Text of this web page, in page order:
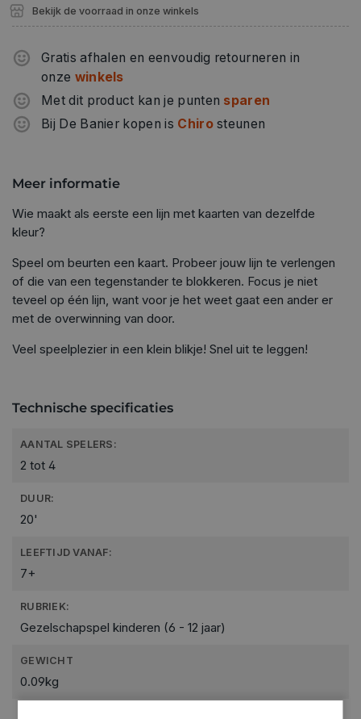
Bekijk de voorraad in onze winkels
Gratis afhalen en eenvoudig retourneren in
onze winkels
Met dit product kan je punten sparen
Bij De Banier kopen is Chirosteunen
Meer informatie
Wie maakt als eerste een lijn met kaarten van dezelfde
kleur?
Speel om beurten een kaart. Probeer jouw lijn te verlengen
of die van een tegenstander te blokkeren. Focus je niet
teveel op één lijn, want voor je het weet gaat een ander er
met de overwinning van door.
Veel speelplezier in een klein blikje! Snel uit te leggen!
Technische specificaties
AANTAL SPELERS:
2 tot 4
DUUR:
20'
LEEFTIJD VANAF:
7+
RUBRIEK:
Gezelschapspel kinderen (6 - 12 jaar)
GEWICHT
0.09kg